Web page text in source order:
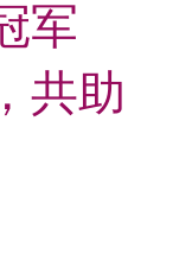
军
共助